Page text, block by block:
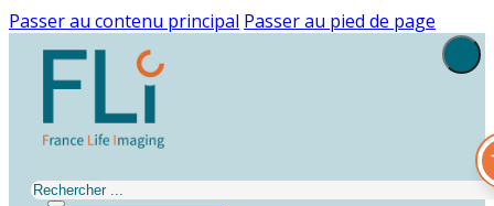
Passer au contenu principal Passer au pied de page
Rechercher